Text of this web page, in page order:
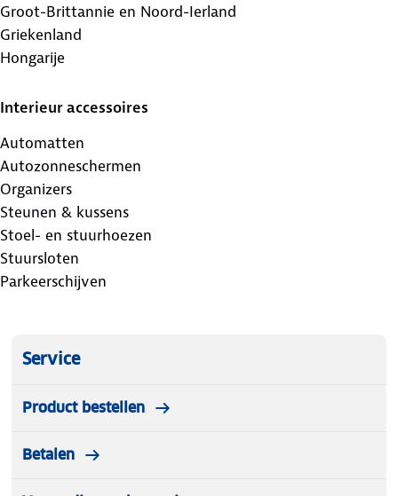
Groot-Brittannie en Noord-Ierland
Griekenland
Hongarije
Interieur accessoires
Automatten
Autozonneschermen
Organizers
Steunen & kussens
Stoel- en stuurhoezen
Stuursloten
Parkeerschijven
Service
Product bestellen
Betalen